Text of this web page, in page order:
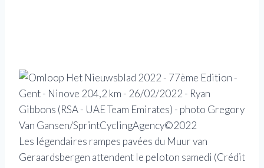
Les légendaires rampes pavées du Muur van
Geraardsbergen attendent le peloton samedi (Crédit